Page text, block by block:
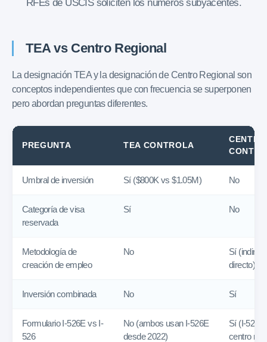
RFEs de USCIS soliciten los números subyacentes.
TEA vs Centro Regional
La designación TEA y la designación de Centro Regional son
conceptos independientes que con frecuencia se superponen
pero abordan preguntas diferentes.
PREGUNTA TEA CONTROLA
Umbral de inversión Sí ($800K vs $1.05M) No
Categoría de visa
reservada
Sí No
Metodología de
creación de empleo
No
Sí
directo)
Inversión combinada No Sí
Formulario I-526E vs I-
526
No (ambos usan I-526E
desde 2022)
Sí (I-
centro